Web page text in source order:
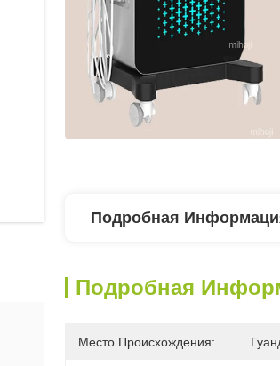
Подробная
Подробная
Место Происхождения: